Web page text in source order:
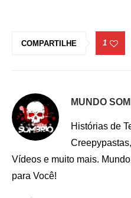
COMPARTILHE 1
MUNDO
Histórias de
Vídeos e muito mais.
para Você!